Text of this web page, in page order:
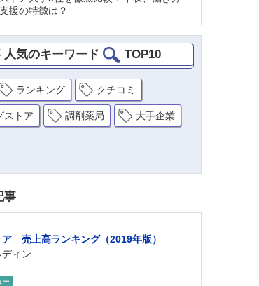
援の特徴は？
人気のキーワード TOP10
ランキング クチコミ
ストア 調剤薬局 大手企業
事
ア 売上高ランキング（2019年版）
ィン
ー